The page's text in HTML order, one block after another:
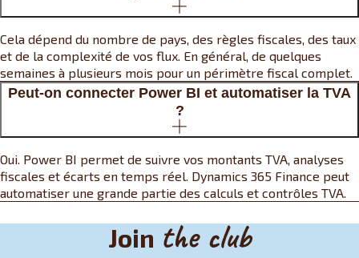
Cela dépend du nombre de pays, des règles fiscales, des taux
et de la complexité de vos flux. En général, de quelques
semaines à plusieurs mois pour un périmètre fiscal complet.
Peut-on connecter Power BI et automatiser la TVA
?
Oui. Power BI permet de suivre vos montants TVA, analyses
fiscales et écarts en temps réel. Dynamics 365 Finance peut
automatiser une grande partie des calculs et contrôles TVA.
Join the club